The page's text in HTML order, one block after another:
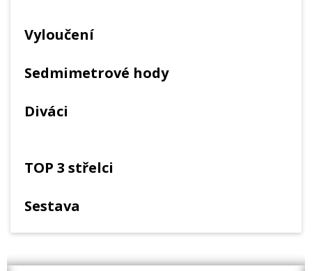
Vyloučení
Sedmimetrové hody
Diváci
TOP 3 střelci
Sestava